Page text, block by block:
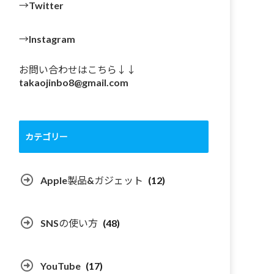
→Twitter
→Instagram
お問い合わせはこちら↓↓
takaojinbo8@gmail.com
カテゴリー
Apple製品&ガジェット (12)
SNSの使い方 (48)
YouTube (17)